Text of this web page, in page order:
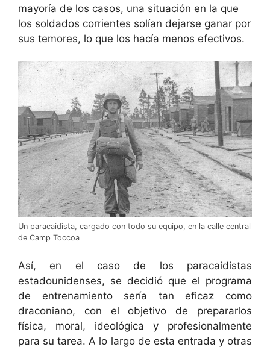
mayoría de los casos, una situación en la que
los soldados corrientes solían dejarse ganar por
sus temores, lo que los hacía menos efectivos.
Un paracaidista, cargado con todo su equipo, en la calle central
de Camp Toccoa
Así, en el caso de los paracaidistas
estadounidenses, se decidió que el programa
de entrenamiento sería tan eficaz como
draconiano, con el objetivo de prepararlos
física, moral, ideológica y profesionalmente
para su tarea. A lo largo de esta entrada y otras